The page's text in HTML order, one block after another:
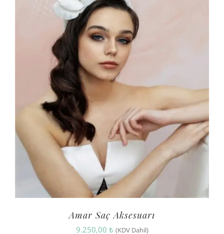
Amar Saç Aksesuarı
9.250,00 ₺ (KDV Dahil)